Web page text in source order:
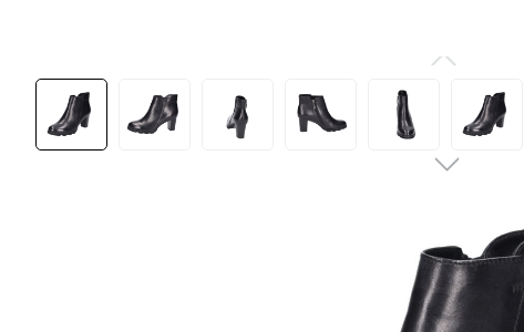
Bildergalerie überspringen